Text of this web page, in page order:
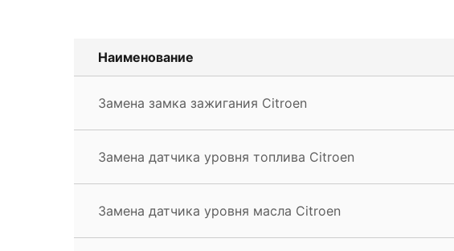
Наименование
Замена замка зажигания Citroen
Замена датчика уровня топлива Citroen
Замена датчика уровня масла Citroen